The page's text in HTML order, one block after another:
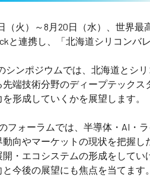
（火）～8月20日（水）、世界
と連携し、「北海道シリコンバ
シンポジウムでは、北海道とシ
先端技術分野のディープテック
を形成していくかを展望します。
フォーラムでは、半導体・AI・
動向やマーケットの現状を把握
開・エコシステムの形成をして
と今後の展望にも焦点を当てます。